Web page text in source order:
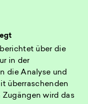
über die
in der
die Analyse und
überraschenden
wird das